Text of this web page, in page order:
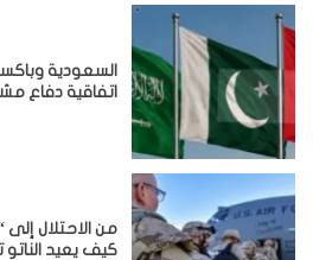
السعودية
اتفاقية دفاع
من الاحتلال إلى
كيف يعيد الناتو